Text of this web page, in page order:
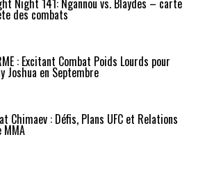
des combats
: Excitant Combat Poids Lourds pour
Joshua en Septembre
Chimaev : Défis, Plans UFC et Relations
MMA